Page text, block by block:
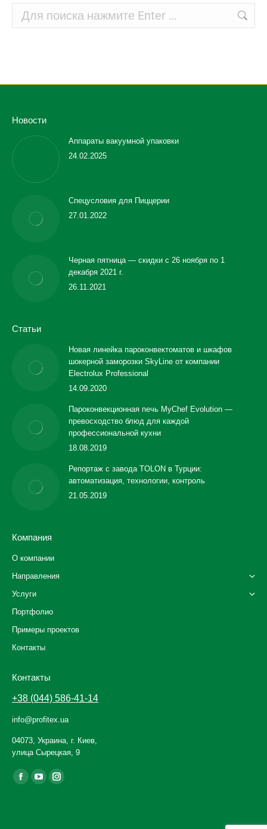
Новости
Аппараты вакуумной упаковки
24.02.2025
Спецусловия для Пиццерии
27.01.2022
Черная пятница — скидки с 26 ноября по 1
декабря 2021 г.
26.11.2021
Статьи
Новая линейка пароконвектоматов и шкафов
шокерной заморозки SkyLine от компании
Electrolux Professional
14.09.2020
Пароконвекционная печь MyChef Evolution —
превосходство блюд для каждой
профессиональной кухни
18.08.2019
Репортаж с завода TOLON в Турции:
автоматизация, технологии, контроль
21.05.2019
Компания
О компании
Направления
Услуги
Портфолио
Примеры проектов
Контакты
Контакты
+38 (044) 586-41-14
info@profitex.ua
04073, Украина, г. Киев,
улица Сырецкая, 9
Ищите нас:
Facebook
YouTubeInstagram